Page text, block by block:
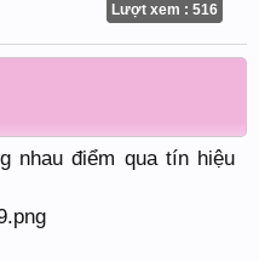
Lượt xem : 516
nhau điểm qua tín hiệu